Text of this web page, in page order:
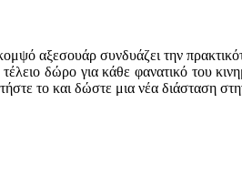
αξεσουάρ συνδυάζει την
δώρο για κάθε φανατικό του
το και δώστε μια νέα διάσταση